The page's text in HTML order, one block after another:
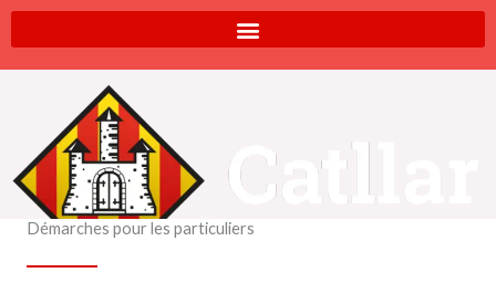
Aller
au
contenu
Démarches pour les particuliers